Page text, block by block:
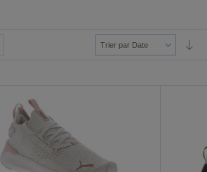
Trier par Date